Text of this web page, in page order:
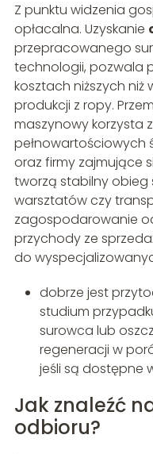
Z punktu widzenia
opłacalna. Uzyskanie
przepracowanego
technologii, pozwala
kosztach niższych niż
produkcji z ropy.
maszynowy korzysta
pełnowartościowych
oraz firmy zajmujące
tworzą stabilny obieg
warsztatów czy
zagospodarowanie
przychody ze
do
dobrze jest
studium
surowca lub
regeneracji w
jeśli są dostępne
Jak znaleźć
odbioru?